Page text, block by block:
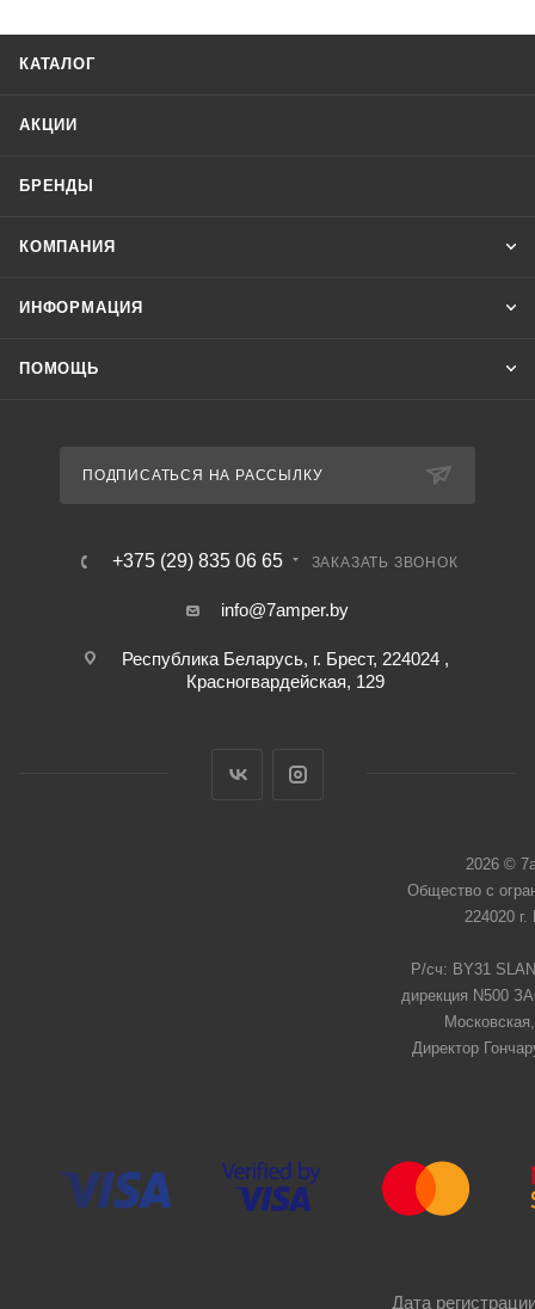
КАТАЛОГ
АКЦИИ
БРЕНДЫ
КОМПАНИЯ
ИНФОРМАЦИЯ
ПОМОЩЬ
ПОДПИСАТЬСЯ НА РАССЫЛКУ
+375 (29) 835 06 65 ЗАКАЗАТЬ ЗВОНОК
info@7amper.by
Республика Беларусь, г. Брест, 224024 ,
Красногвардейская, 129
2026 ©
Общество с
224020
Р/сч: BY31
дирекция N500
Директор
Дата